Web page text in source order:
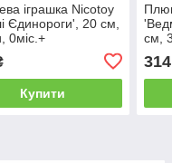
іграшка Nicotoy
Єдинороги', 20 см,
0міс.+
Купити
см,
314